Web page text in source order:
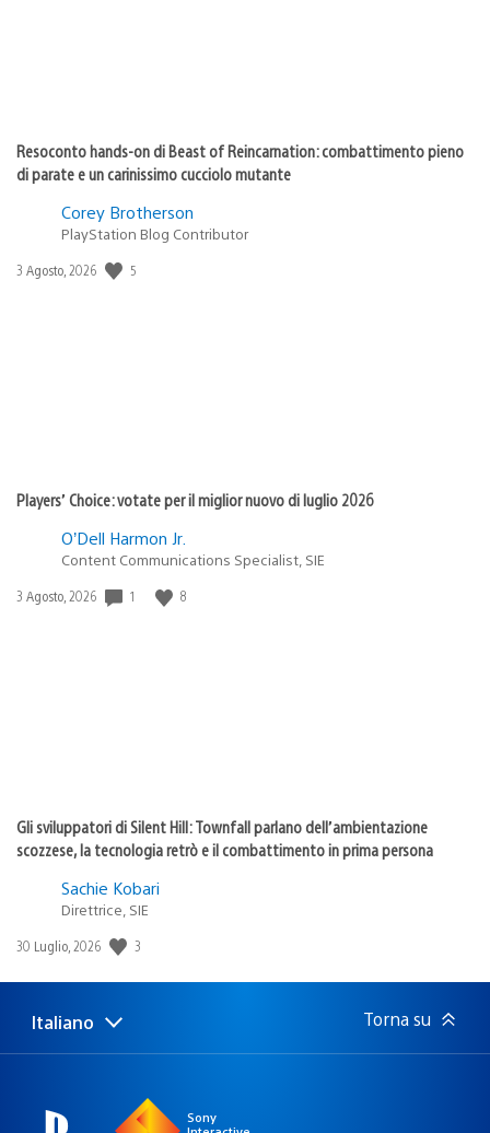
Resoconto hands-on di Beast of Reincarnation: combattimento pieno
di parate e un carinissimo cucciolo mutante
Corey Brotherson
PlayStation Blog Contributor
Data
3 Agosto, 2026 5
Players’ Choice: votate per il miglior nuovo di luglio 2026
O’Dell Harmon Jr.
Content Communications Specialist, SIE
Data
3 Agosto, 2026 1 8
Gli sviluppatori di Silent Hill: Townfall parlano dell’ambientazione
scozzese, la tecnologia retrò e il combattimento in prima persona
Sachie Kobari
Direttrice, SIE
Data
pubblicazione:
30 Luglio, 2026 3
Seleziona
una
Regione
attuale:
Italiano Torna su
Sony